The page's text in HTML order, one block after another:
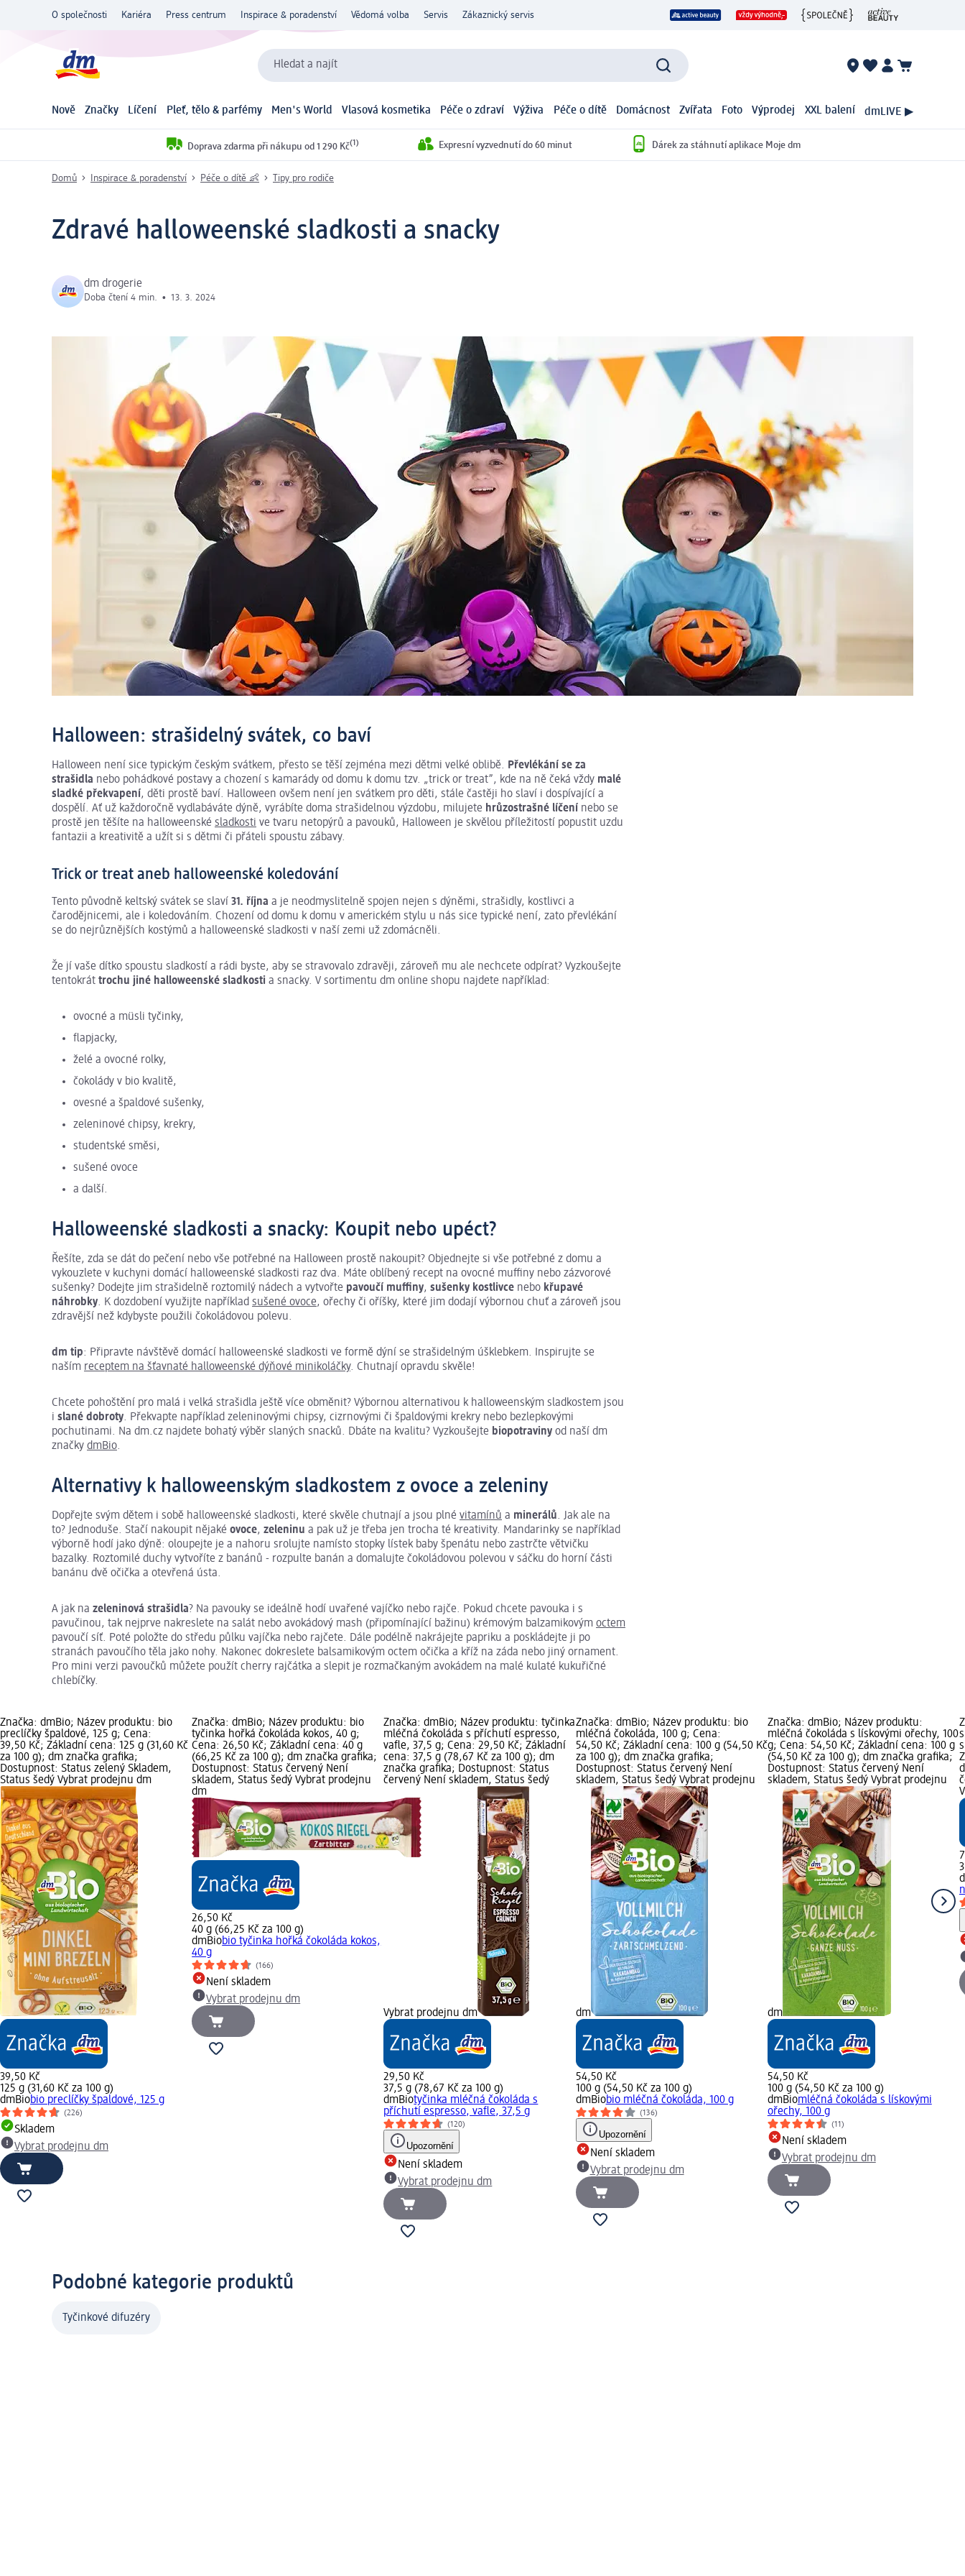
O společnosti Kariéra Press centrum Inspirace & poradenství Vědomá volba Servis Zákaznický servis
Hledat a najít
Nově Značky Líčení Pleť, tělo & parfémy Men's World Vlasová kosmetika Péče o zdraví Výživa Péče o dítě Domácnost Zvířata Foto Výprodej XXL balení dmLIVE ▶
Doprava zdarma při nákupu od 1 290 Kč(1) Expresní vyzvednutí do 60 minut Dárek za stáhnutí aplikace Moje dm
Domů Inspirace & poradenství Péče o dítě 👶 Tipy pro rodiče
Zdravé halloweenské sladkosti a snacky
dm drogerie
Doba čtení 4 min. • 13. 3. 2024
Halloween: strašidelný svátek, co baví
Halloween není sice typickým českým svátkem, přesto se těší zejména mezi dětmi velké oblibě. Převlékání se za
strašidla nebo pohádkové postavy a chození s kamarády od domu k domu tzv. „trick or treat”, kde na ně čeká vždy malé
sladké překvapení, děti prostě baví. Halloween ovšem není jen svátkem pro děti, stále častěji ho slaví i dospívající a
dospělí. Ať už každoročně vydlabáváte dýně, vyrábíte doma strašidelnou výzdobu, milujete hrůzostrašné líčení nebo se
prostě jen těšíte na halloweenské sladkosti ve tvaru netopýrů a pavouků, Halloween je skvělou příležitostí popustit uzdu
fantazii a kreativitě a užít si s dětmi či přáteli spoustu zábavy.
Trick or treat aneb halloweenské koledování
Tento původně keltský svátek se slaví 31. října a je neodmyslitelně spojen nejen s dýněmi, strašidly, kostlivci a
čarodějnicemi, ale i koledováním. Chození od domu k domu v americkém stylu u nás sice typické není, zato převlékání
se do nejrůznějších kostýmů a halloweenské sladkosti v naší zemi už zdomácněli.
Že jí vaše dítko spoustu sladkostí a rádi byste, aby se stravovalo zdravěji, zároveň mu ale nechcete odpírat? Vyzkoušejte
tentokrát trochu jiné halloweenské sladkosti a snacky. V sortimentu dm online shopu najdete například:
ovocné a müsli tyčinky,
flapjacky,
želé a ovocné rolky,
čokolády v bio kvalitě,
ovesné a špaldové sušenky,
zeleninové chipsy, krekry,
studentské směsi,
sušené ovoce
a další.
Halloweenské sladkosti a snacky: Koupit nebo upéct?
Řešíte, zda se dát do pečení nebo vše potřebné na Halloween prostě nakoupit? Objednejte si vše potřebné z domu a
vykouzlete v kuchyni domácí halloweenské sladkosti raz dva. Máte oblíbený recept na ovocné muffiny nebo zázvorové
sušenky? Dodejte jim strašidelně roztomilý nádech a vytvořte pavoučí muffiny, sušenky kostlivce nebo křupavé
náhrobky. K dozdobení využijte například sušené ovoce, ořechy či oříšky, které jim dodají výbornou chuť a zároveň jsou
zdravější než kdybyste použili čokoládovou polevu.
dm tip: Připravte návštěvě domácí halloweenské sladkosti ve formě dýní se strašidelným úšklebkem. Inspirujte se
naším receptem na šťavnaté halloweenské dýňové minikoláčky. Chutnají opravdu skvěle!
Chcete pohoštění pro malá i velká strašidla ještě více obměnit? Výbornou alternativou k halloweenským sladkostem jsou
i slané dobroty. Překvapte například zeleninovými chipsy, cizrnovými či špaldovými krekry nebo bezlepkovými
pochutinami. Na dm.cz najdete bohatý výběr slaných snacků. Dbáte na kvalitu? Vyzkoušejte biopotraviny od naší dm
značky dmBio.
Alternativy k halloweenským sladkostem z ovoce a zeleniny
Dopřejte svým dětem i sobě halloweenské sladkosti, které skvěle chutnají a jsou plné vitamínů a minerálů. Jak ale na
to? Jednoduše. Stačí nakoupit nějaké ovoce, zeleninu a pak už je třeba jen trocha té kreativity. Mandarinky se například
výborně hodí jako dýně: oloupejte je a nahoru srolujte namísto stopky lístek baby špenátu nebo zastrčte větvičku
bazalky. Roztomilé duchy vytvoříte z banánů - rozpulte banán a domalujte čokoládovou polevou v sáčku do horní části
banánu dvě očička a otevřená ústa.
A jak na zeleninová strašidla? Na pavouky se ideálně hodí uvařené vajíčko nebo rajče. Pokud chcete pavouka i s
pavučinou, tak nejprve nakreslete na salát nebo avokádový mash (připomínající bažinu) krémovým balzamikovým octem
pavoučí síť. Poté položte do středu půlku vajíčka nebo rajčete. Dále podélně nakrájejte papriku a poskládejte ji po
stranách pavoučího těla jako nohy. Nakonec dokreslete balsamikovým octem očička a kříž na záda nebo jiný ornament.
Pro mini verzi pavoučků můžete použít cherry rajčátka a slepit je rozmačkaným avokádem na malé kulaté kukuřičné
chlebíčky.
Značka: dmBio; Název produktu: bio
preclíčky špaldové, 125 g; Cena:
39,50 Kč; Základní cena: 125 g (31,60 Kč
za 100 g); dm značka grafika;
Dostupnost: Status zelený Skladem,
Status šedý Vybrat prodejnu dm
39,50 Kč
125 g (31,60 Kč za 100 g)
dmBiobio preclíčky špaldové, 125 g
(226)
Skladem
Vybrat prodejnu dm
Značka: dmBio; Název produktu: bio
tyčinka hořká čokoláda kokos, 40 g;
Cena: 26,50 Kč; Základní cena: 40 g
(66,25 Kč za 100 g); dm značka grafika;
Dostupnost: Status červený Není
skladem, Status šedý Vybrat prodejnu
dm
26,50 Kč
40 g (66,25 Kč za 100 g)
dmBiobio tyčinka hořká čokoláda kokos,
40 g
(166)
Není skladem
Vybrat prodejnu dm
Značka: dmBio; Název produktu: tyčinka
mléčná čokoláda s příchutí espresso,
vafle, 37,5 g; Cena: 29,50 Kč; Základní
cena: 37,5 g (78,67 Kč za 100 g); dm
značka grafika; Dostupnost: Status
červený Není skladem, Status šedý
Vybrat prodejnu dm
29,50 Kč
37,5 g (78,67 Kč za 100 g)
dmBiotyčinka mléčná čokoláda s
příchutí espresso, vafle, 37,5 g
(120)
Upozornění
Není skladem
Vybrat prodejnu dm
Značka: dmBio; Název produktu: bio
mléčná čokoláda, 100 g; Cena:
54,50 Kč; Základní cena: 100 g (54,50 Kč
za 100 g); dm značka grafika;
Dostupnost: Status červený Není
skladem, Status šedý Vybrat prodejnu
dm
54,50 Kč
100 g (54,50 Kč za 100 g)
dmBiobio mléčná čokoláda, 100 g
(136)
Upozornění
Není skladem
Vybrat prodejnu dm
Značka: dmBio; Název produktu:
mléčná čokoláda s lískovými ořechy, 100
g; Cena: 54,50 Kč; Základní cena: 100 g
(54,50 Kč za 100 g); dm značka grafika;
Dostupnost: Status červený Není
skladem, Status šedý Vybrat prodejnu
dm
54,50 Kč
100 g (54,50 Kč za 100 g)
dmBiomléčná čokoláda s lískovými
ořechy, 100 g
(11)
Není skladem
Vybrat prodejnu dm
Podobné kategorie produktů
Tyčinkové difuzéry